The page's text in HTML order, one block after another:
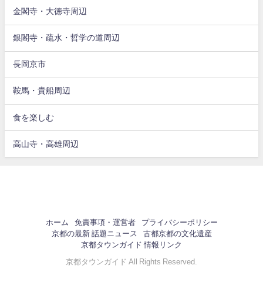
金閣寺・大徳寺周辺
銀閣寺・疏水・哲学の道周辺
長岡京市
鞍馬・貴船周辺
食を楽しむ
高山寺・高雄周辺
ホーム 免責事項・運営者
プライバシーポリシー
京都の最新 話題ニュース
古都京都の文化遺産
京都タウンガイド 情報リンク
京都タウンガイド All Rights Reserved.